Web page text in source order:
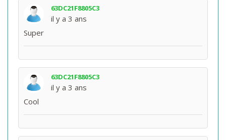
63DC21F8805C3
il y a 3 ans
Super
63DC21F8805C3
il y a 3 ans
Cool